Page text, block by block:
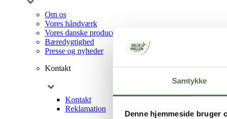
Samtykke
Denne hjemmeside bruger
Om os
Vores håndværk
Vores danske producenter
Bæredygtighed
Presse og nyheder
Kontakt
Kontakt
Reklamation